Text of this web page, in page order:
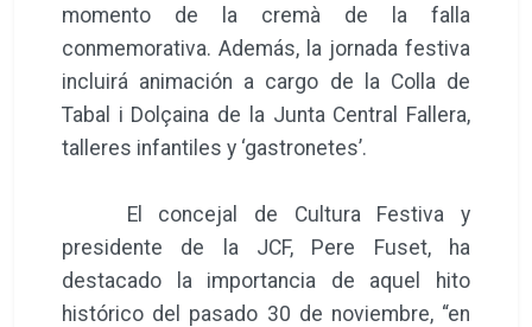
momento de la cremà de la falla
conmemorativa. Además, la jornada festiva
incluirá animación a cargo de la Colla de
Tabal i Dolçaina de la Junta Central Fallera,
talleres infantiles y ‘gastronetes’.
El concejal de Cultura Festiva y
presidente de la JCF, Pere Fuset, ha
destacado la importancia de aquel hito
histórico del pasado 30 de noviembre, “en